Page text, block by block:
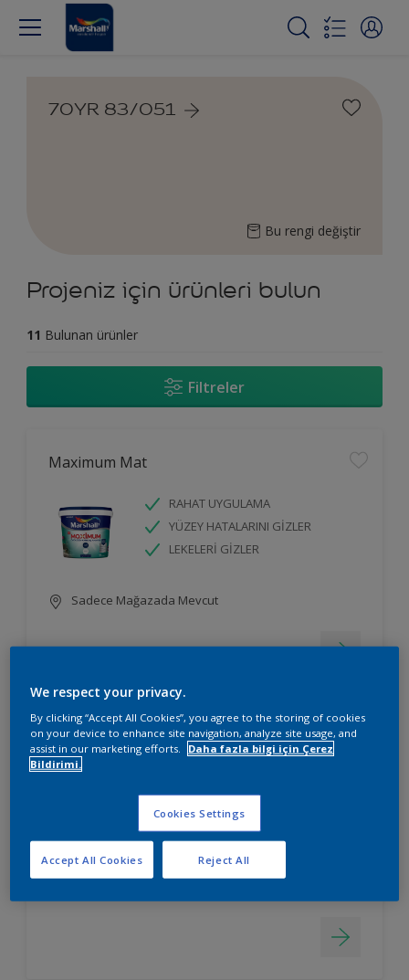
70YR 83/051
Bu rengi değiştir
Projeniz için ürünleri bulun
11 Bulunan ürünler
Filtreler
Maximum Mat
RAHAT UYGULAMA
YÜZEY HATALARINI GİZLER
LEKELERİ GİZLER
Sadece Mağazada Mevcut
Silikonlu İpek Mat
YÜZEY HATALARINI GİZLER
LEKELERİ GİZLER
We respect your privacy.
By clicking “Accept All Cookies”, you agree to the storing of cookies
on your device to enhance site navigation, analyze site usage, and
assist in our marketing efforts.
Daha fazla bilgi için Çerez
Bildirimi.
Cookies Settings
Reject All
Accept All Cookies